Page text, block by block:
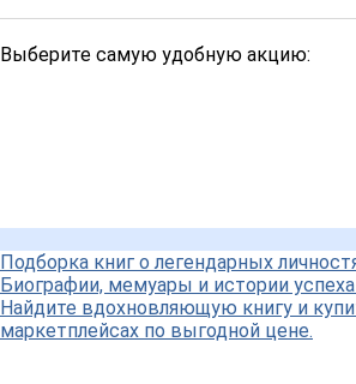
Выберите самую удобную акцию:
Подборка книг о легендарных
Биографии, мемуары и истории
Найдите вдохновляющую книгу и
маркетплейсах по выгодной цене.